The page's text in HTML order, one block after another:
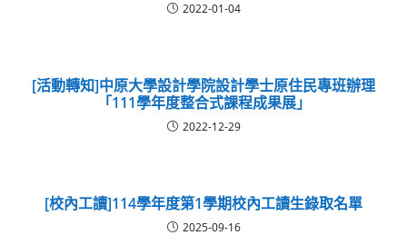
2022-01-04
[活動轉知]中原大學設計學院設計學士原住民專班辦理
「111學年度整合式課程成果展」
2022-12-29
[校內工讀]114學年度第1學期校內工讀生錄取名單
2025-09-16